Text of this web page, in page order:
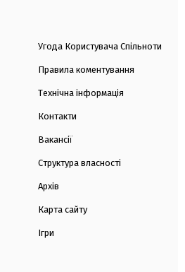
Угода Користувача Спільноти
Правила коментування
Технічна інформація
Контакти
Вакансії
Структура власності
Архів
Карта сайту
Ігри